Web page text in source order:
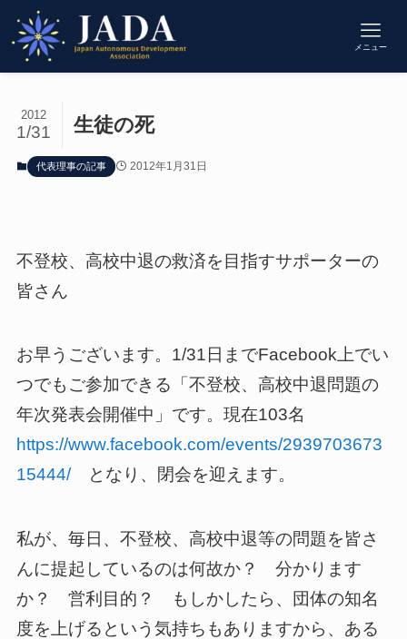
メニュー
生徒の死
2012
1/31
代表理事の記事 2012年1月31日
不登校、高校中退の救済を目指すサポーターの
皆さん
お早うございます。1/31日までFacebook上でい
つでもご参加できる「不登校、高校中退問題の
年次発表会開催中」です。現在103名
https://www.facebook.com/events/2939703673
15444/となり、閉会を迎えます。
私が、毎日、不登校、高校中退等の問題を皆さ
んに提起しているのは何故か？ 分かります
か？ 営利目的？ もしかしたら、団体の知名
度を上げるという気持ちもありますから、ある